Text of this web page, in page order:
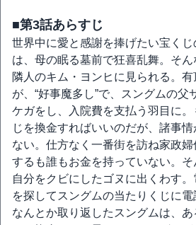
■第3話あらすじ
世界中に愛と感謝を捧げたい宝く
は、母の眠る墓前で狂喜乱舞。そ
隣人のキム・ヨンヒに見られる。
が、“好事魔多し”で、スングムの父
ケガをし、入院費を支払う羽目に。
じを換金すればいいのだが、諸事
ない。仕方なく一番街を訪ね家政
するも誰もお金を持っていない。そ
自分をクビにしたゴヌに出くわす
を探してスングムの当たりくじに電
なんとか取り返したスングムは、あ